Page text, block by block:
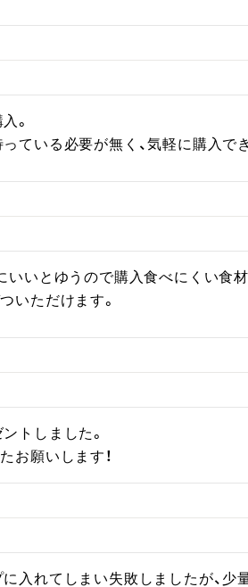
。
ている必要が無く、気軽に購入で
いとゆうので購入食べにくい食材
いただけます。
トしました。
お願いします！
入れてしまい失敗しましたが、